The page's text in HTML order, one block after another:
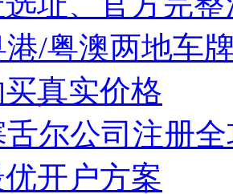
港/粤澳两地车
真实价格
舌尔公司注册
开户方案